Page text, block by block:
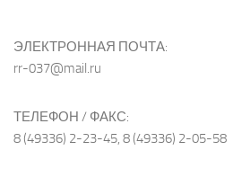
ЭЛЕКТРОННАЯ ПОЧТА:
rr-037@mail.ru
ТЕЛЕФОН / ФАКС:
8 (49336) 2-23-45, 8 (49336) 2-05-58